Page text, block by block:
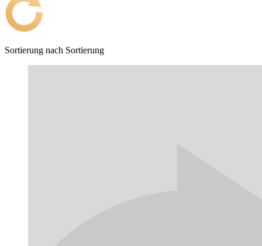
Sortierung nach Sortierung